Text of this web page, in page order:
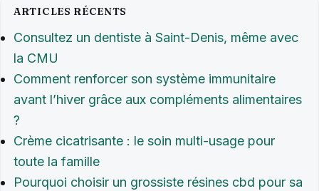
ARTICLES RÉCENTS
Consultez un dentiste à Saint-Denis, même avec
la CMU
Comment renforcer son système immunitaire
avant l’hiver grâce aux compléments alimentaires
?
Crème cicatrisante : le soin multi-usage pour
toute la famille
Pourquoi choisir un grossiste résines cbd pour sa